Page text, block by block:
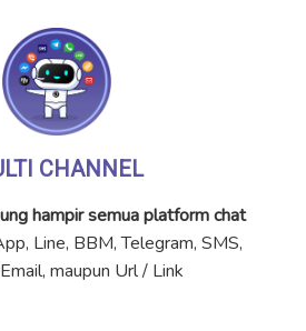
CHANNEL
hampir semua platform chat
Line, BBM, Telegram, SMS,
maupun Url / Link